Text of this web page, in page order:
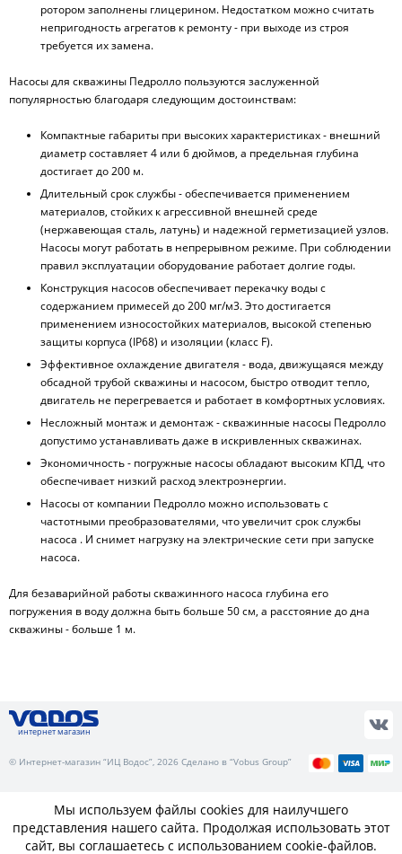
ротором заполнены глицерином. Недостатком можно считать
непригодность агрегатов к ремонту - при выходе из строя
требуется их замена.
Насосы для скважины Педролло пользуются заслуженной
популярностью благодаря следующим достоинствам:
Компактные габариты при высоких характеристиках - внешний
диаметр составляет 4 или 6 дюймов, а предельная глубина
достигает до 200 м.
Длительный срок службы - обеспечивается применением
материалов, стойких к агрессивной внешней среде
(нержавеющая сталь, латунь) и надежной герметизацией узлов.
Насосы могут работать в непрерывном режиме. При соблюдении
правил эксплуатации оборудование работает долгие годы.
Конструкция насосов обеспечивает перекачку воды с
содержанием примесей до 200 мг/м3. Это достигается
применением износостойких материалов, высокой степенью
защиты корпуса (IP68) и изоляции (класс F).
Эффективное охлаждение двигателя - вода, движущаяся между
обсадной трубой скважины и насосом, быстро отводит тепло,
двигатель не перегревается и работает в комфортных условиях.
Несложный монтаж и демонтаж - скважинные насосы Педролло
допустимо устанавливать даже в искривленных скважинах.
Экономичность - погружные насосы обладают высоким КПД, что
обеспечивает низкий расход электроэнергии.
Насосы от компании Педролло можно использовать с
частотными преобразователями, что увеличит срок службы
насоса . И снимет нагрузку на электрические сети при запуске
насоса.
Для безаварийной работы скважинного насоса глубина его
погружения в воду должна быть больше 50 см, а расстояние до дна
скважины - больше 1 м.
интернет магазин
© Интернет-магазин “ИЦ Водос”, 2026 Сделано в “Vobus Group”
Мы используем файлы cookies для наилучшего
представления нашего сайта. Продолжая использовать этот
сайт, вы соглашаетесь с использованием cookie-файлов.